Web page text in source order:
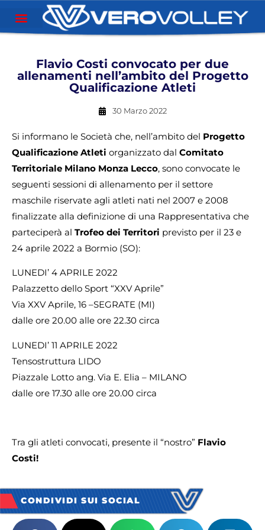
Flavio Costi convocato per due
allenamenti nell’ambito del Progetto
Qualificazione Atleti
30 Marzo 2022
Si informano le Società che, nell’ambito del Progetto
Qualificazione Atleti organizzato dal Comitato
Territoriale Milano Monza Lecco, sono convocate le
seguenti sessioni di allenamento per il settore
maschile riservate agli atleti nati nel 2007 e 2008
finalizzate alla definizione di una Rappresentativa che
parteciperà al Trofeo dei Territori previsto per il 23 e
24 aprile 2022 a Bormio (SO):
LUNEDI’ 4 APRILE 2022
Palazzetto dello Sport “XXV Aprile”
Via XXV Aprile, 16 –SEGRATE (MI)
dalle ore 20.00 alle ore 22.30 circa
LUNEDI’ 11 APRILE 2022
Tensostruttura LIDO
Piazzale Lotto ang. Via E. Elia – MILANO
dalle ore 17.30 alle ore 20.00 circa
Tra gli atleti convocati, presente il “nostro” Flavio
Costi!
CONDIVIDI SUI SOCIAL